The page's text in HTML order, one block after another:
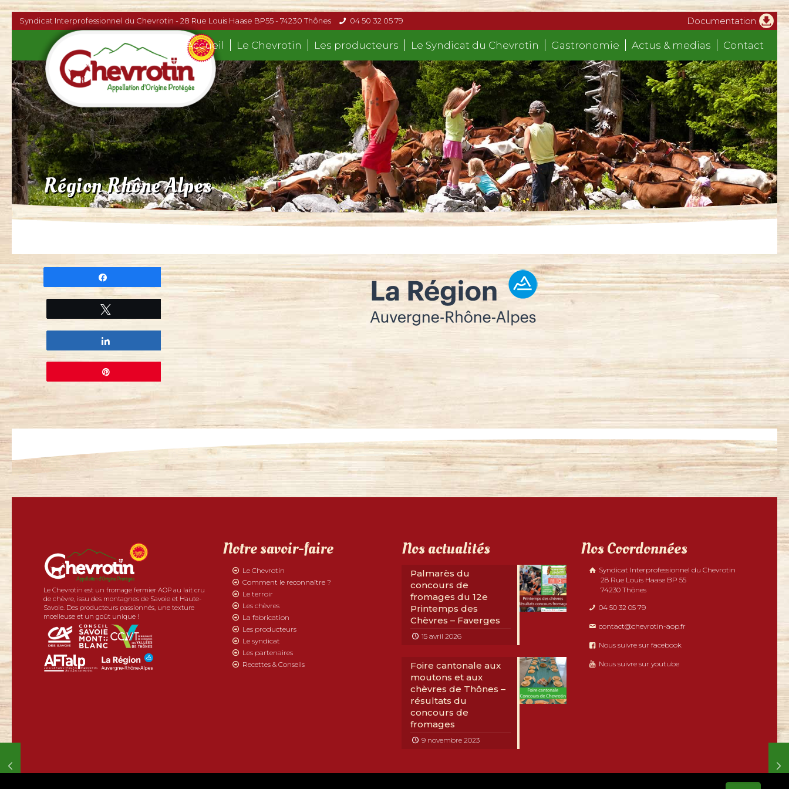
Syndicat Interprofessionnel du Chevrotin - 28 Rue Louis Haase BP55 - 74230 Thônes 04 50 32 05 79 Documentation
Accueil Le Chevrotin Les producteurs Le Syndicat du Chevrotin Gastronomie Actus & medias Contact
Région Rhône Alpes
Le Chevrotin est un fromage fermier AOP au lait cru
de chèvre, issu des montagnes de Savoie et Haute-
Savoie. Des producteurs passionnés, une texture
moelleuse et un goût unique !
Notre savoir-faire
Le Chevrotin
Comment le reconnaître ?
Le terroir
Les chèvres
La fabrication
Les producteurs
Le syndicat
Les partenaires
Recettes & Conseils
Nos actualités
Palmarès du
concours de
fromages du 12e
Printemps des
Chèvres – Faverges
15 avril 2026
Foire cantonale aux
moutons et aux
chèvres de Thônes –
résultats du
concours de
fromages
9 novembre 2023
Nos Coordonnées
Syndicat Interprofessionnel du Chevrotin
28 Rue Louis Haase BP 55
74230 Thônes
04 50 32 05 79
contact@chevrotin-aop.fr
Nous suivre sur facebook
Nous suivre sur youtube